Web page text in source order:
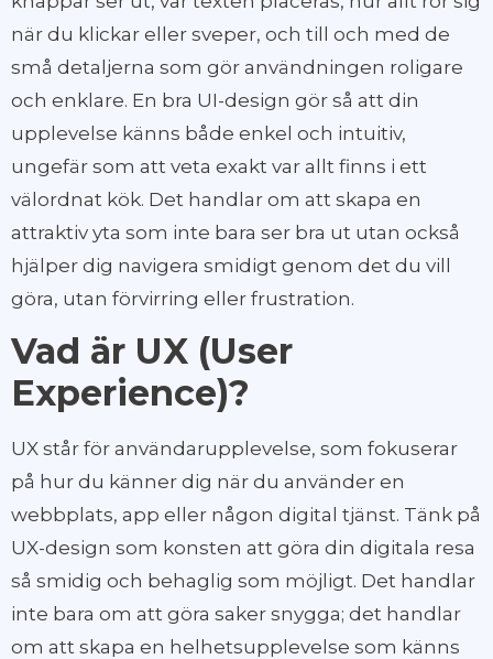
när du klickar eller sveper, och till och med de
små detaljerna som gör användningen roligare
och enklare. En bra UI-design gör så att din
upplevelse känns både enkel och intuitiv,
ungefär som att veta exakt var allt finns i ett
välordnat kök. Det handlar om att skapa en
attraktiv yta som inte bara ser bra ut utan också
hjälper dig navigera smidigt genom det du vill
göra, utan förvirring eller frustration.
Vad är UX (User
Experience)?
UX står för användarupplevelse, som fokuserar
på hur du känner dig när du använder en
webbplats, app eller någon digital tjänst. Tänk på
UX-design som konsten att göra din digitala resa
så smidig och behaglig som möjligt. Det handlar
inte bara om att göra saker snygga; det handlar
om att skapa en helhetsupplevelse som känns